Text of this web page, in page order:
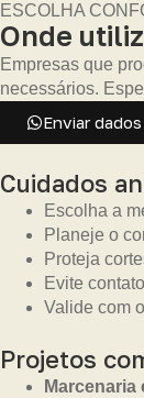
ESCOLHA
Onde
Empresas que
necessários.
Enviar
Cuidados
Escolha a
Planeje o
Proteja
Evite
Valide com
Projetos